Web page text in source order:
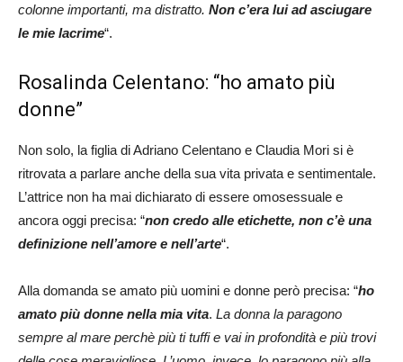
colonne importanti, ma distratto. Non c’era lui ad asciugare
le mie lacrime“.
Rosalinda Celentano: “ho amato più
donne”
Non solo, la figlia di Adriano Celentano e Claudia Mori si è
ritrovata a parlare anche della sua vita privata e sentimentale.
L’attrice non ha mai dichiarato di essere omosessuale e
ancora oggi precisa: “non credo alle etichette, non c’è una
definizione nell’amore e nell’arte“.
Alla domanda se amato più uomini e donne però precisa: “ho
amato più donne nella mia vita. La donna la paragono
sempre al mare perchè più ti tuffi e vai in profondità e più trovi